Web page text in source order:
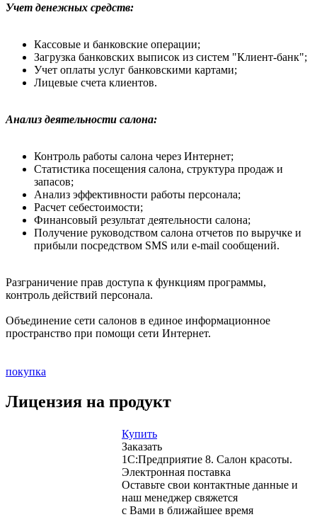
Учет денежных средств:
Кассовые и банковские операции;
Загрузка банковских выписок из систем "Клиент-банк";
Учет оплаты услуг банковскими картами;
Лицевые счета клиентов.
Анализ деятельности салона:
Контроль работы салона через Интернет;
Статистика посещения салона, структура продаж и
запасов;
Анализ эффективности работы персонала;
Расчет себестоимости;
Финансовый результат деятельности салона;
Получение руководством салона отчетов по выручке и
прибыли посредством SMS или e-mail сообщений.
Разграничение прав доступа к функциям программы,
контроль действий персонала.
Объединение сети салонов в единое информационное
пространство при помощи сети Интернет.
покупка
Лицензия на продукт
Купить
Заказать
1С:Предприятие 8. Салон красоты.
Электронная поставка
Оставьте свои контактные данные и
наш менеджер свяжется
с Вами в ближайшее время